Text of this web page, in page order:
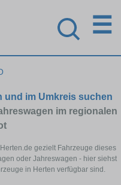
☰
und im Umkreis suchen
im regionalen
gezielt Fahrzeuge dieses
oder Jahreswagen - hier siehst
in Herten verfügbar sind.